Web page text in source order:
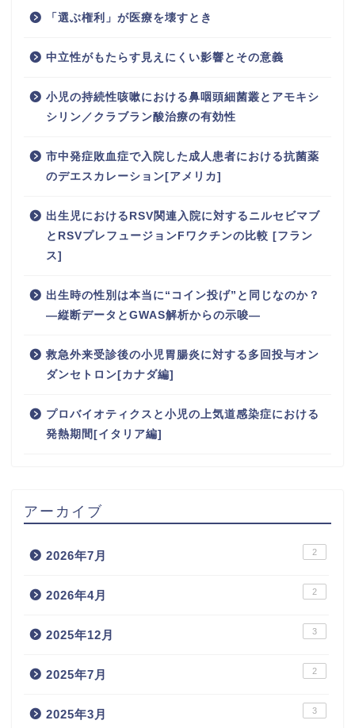
「選ぶ権利」が医療を壊すとき
中立性がもたらす見えにくい影響とその意義
小児の持続性咳嗽における鼻咽頭細菌叢とアモキシ
シリン／クラブラン酸治療の有効性
市中発症敗血症で入院した成人患者における抗菌薬
のデエスカレーション[アメリカ]
出生児におけるRSV関連入院に対するニルセビマブ
とRSVプレフュージョンFワクチンの比較 [フラン
ス]
出生時の性別は本当に“コイン投げ”と同じなのか？
―縦断データとGWAS解析からの示唆―
救急外来受診後の小児胃腸炎に対する多回投与オン
ダンセトロン[カナダ編]
プロバイオティクスと小児の上気道感染症における
発熱期間[イタリア編]
アーカイブ
2026年7月 2
2026年4月 2
2025年12月 3
2025年7月 2
2025年3月 3